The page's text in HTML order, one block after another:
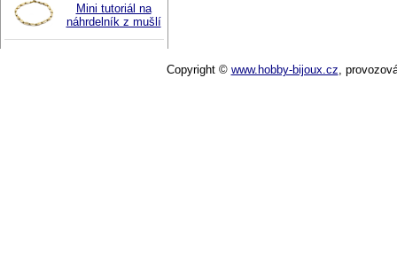
Mini tutoriál na
náhrdelník z mušlí
Copyright © www.hobby-bijoux.cz